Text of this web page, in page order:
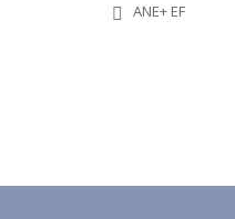
ANE+ EF